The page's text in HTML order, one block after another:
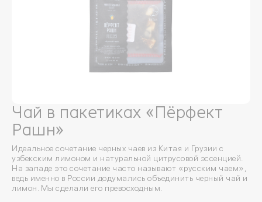
Чай в пакетиках «Пёрфект
Рашн»
Идеальное сочетание черных чаев из Китая и Грузии с
узбекским лимоном и натуральной цитрусовой эссенцией.
На западе это сочетание часто называют «русским чаем»,
ведь именно в России додумались объединить черный чай и
лимон. Мы сделали его превосходным.